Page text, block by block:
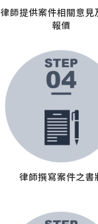
律師提供案件相關意見
報價
律師撰寫案件之書